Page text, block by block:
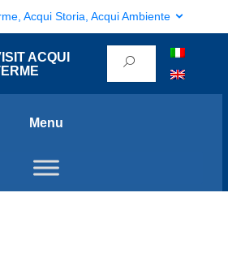
Acqui Storia, Acqui Ambiente
ACQUI
Menu